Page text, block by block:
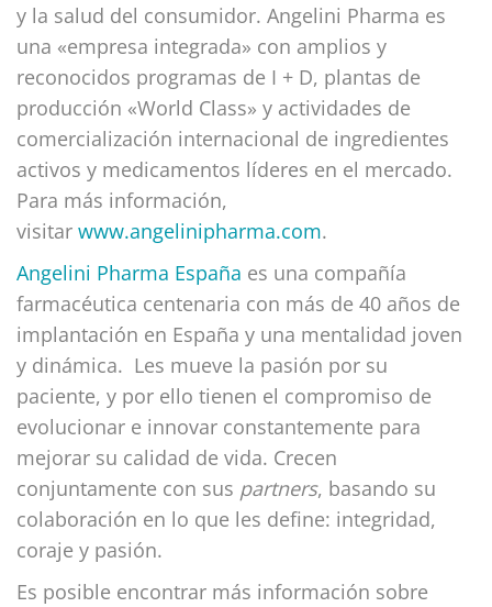
y la salud del consumidor. Angelini Pharma es
una «empresa integrada» con amplios y
reconocidos programas de I + D, plantas de
producción «World Class» y actividades de
comercialización internacional de ingredientes
activos y medicamentos líderes en el mercado.
Para más información,
visitar www.angelinipharma.com.
Angelini Pharma España es una compañía
farmacéutica centenaria con más de 40 años de
implantación en España y una mentalidad joven
y dinámica. Les mueve la pasión por su
paciente, y por ello tienen el compromiso de
evolucionar e innovar constantemente para
mejorar su calidad de vida. Crecen
conjuntamente con sus partners, basando su
colaboración en lo que les define: integridad,
coraje y pasión.
Es posible encontrar más información sobre